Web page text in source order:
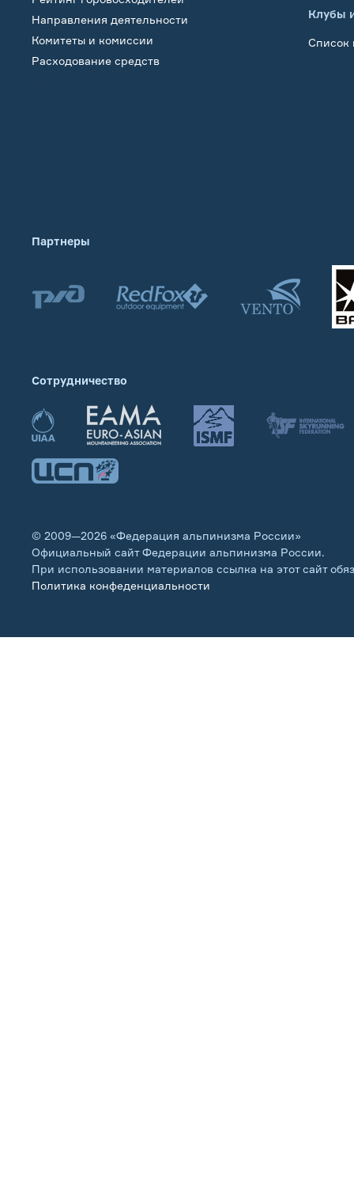
Направления деятельности
Комитеты и комиссии
Расходование средств
Клубы
Список
Партнеры
Сотрудничество
© 2009—2026 «Федерация альпинизма России»
Официальный сайт Федерации альпинизма России.
При использовании материалов ссылка на этот сайт
Политика конфеденциальности